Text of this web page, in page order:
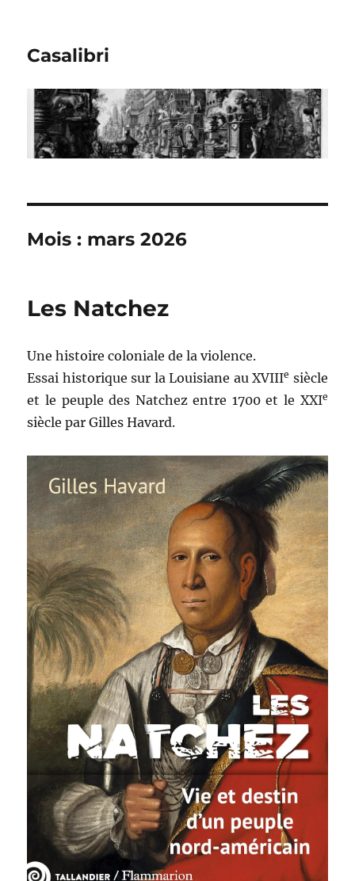
Casalibri
Mois : mars 2026
Les Natchez
Une histoire coloniale de la violence.
Essai historique sur la Louisiane au XVIIIe siècle
et le peuple des Natchez entre 1700 et le XXIe
siècle par Gilles Havard.